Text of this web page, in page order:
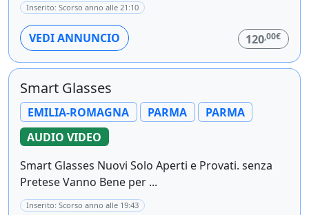
Inserito: Scorso anno alle 21:10
VEDI ANNUNCIO 120,00€
Smart Glasses
EMILIA-ROMAGNA PARMA
PARMA
AUDIO VIDEO
Smart Glasses Nuovi Solo Aperti e Provati. senza
Pretese Vanno Bene per ...
Inserito: Scorso anno alle 19:43